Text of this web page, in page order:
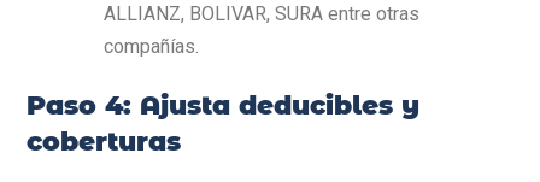
ALLIANZ, BOLIVAR, SURA entre otras
compañías.
Paso 4: Ajusta deducibles y
coberturas